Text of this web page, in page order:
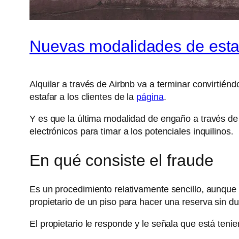
Nuevas modalidades de
Alquilar a través de Airbnb va a terminar
estafar a los clientes de la página.
Y es que la última modalidad de engaño a través
electrónicos para timar a los potenciales inquilinos.
En qué consiste el fraude
Es un procedimiento relativamente sencillo,
propietario de un piso para hacer una reserva sin
El propietario le responde y le señala que está